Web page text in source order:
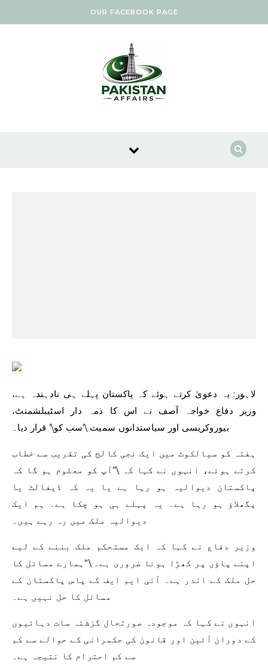
OUR FACEBOOK PAGE
لاہور: یہ دعویٰ کرتے ہوئے کہ پاکستان پہلے ہی نادہندہ ہے،
وزیر دفاع خواجہ آصف نے اس کا ذمہ دار اسٹیبلشمنٹ،
بیوروکریسی اور سیاستدانوں سمیت \’سب کو\’ قرار دیا۔
ہفتہ کو سیالکوٹ میں ایک نجی کالج کی تقریب سے خطاب
کرتے ہوئے، انہوں نے کہا کہ \”آپ کو معلوم ہو گا کہ
پاکستان دیوالیہ ہو رہا ہے یا یہ کہ ڈیفالٹ یا
پگھلاؤ ہو رہا ہے۔ یہ پہلے ہی ہو چکا ہے۔ ہم ایک
دیوالیہ ملک میں رہ رہے ہیں۔
وزیر دفاع نے کہا کہ ایک مستحکم ملک بننے کے لیے
اپنے پاؤں پر کھڑا ہونا ضروری ہے۔ \”ہمارے مسائل کا
حل ملک کے اندر ہے۔ آئی ایم ایف کے پاس پاکستان کے
مسائل کا حل نہیں ہے۔
انہوں نے کہا کہ موجودہ صورتحال گزشتہ سات دہائیوں
کے دوران آئین اور قانون کی حکمرانی کے حوالے سے کم
سے کم احترام کا نتیجہ ہے۔